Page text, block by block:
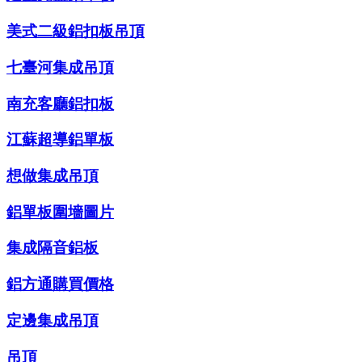
美式二級鋁扣板吊頂
七臺河集成吊頂
南充客廳鋁扣板
江蘇超導鋁單板
想做集成吊頂
鋁單板圍墻圖片
集成隔音鋁板
鋁方通購買價格
定邊集成吊頂
吊頂